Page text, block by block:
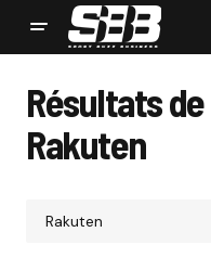
Résultats
Rakuten